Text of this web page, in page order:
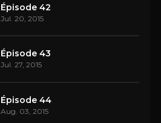
Épisode 42
Jul. 20, 2015
Épisode 43
Jul. 27, 2015
Épisode 44
Aug. 03, 2015